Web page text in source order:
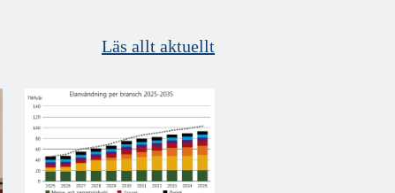
Läs allt aktuellt